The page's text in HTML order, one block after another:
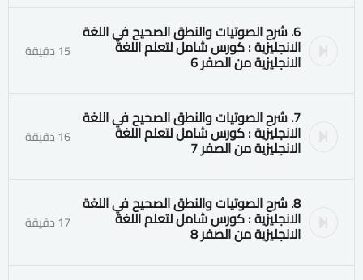
6. شرح الصوتيات والنطق الصحيح في اللغة
الانجليزية : كورس شامل لتعلم اللغة
الانجليزية من الصفر 6 15 دقيقة
7. شرح الصوتيات والنطق الصحيح في اللغة
الانجليزية : كورس شامل لتعلم اللغة
الانجليزية من الصفر 7 16 دقيقة
8. شرح الصوتيات والنطق الصحيح في اللغة
الانجليزية : كورس شامل لتعلم اللغة
الانجليزية من الصفر 8 17 دقيقة